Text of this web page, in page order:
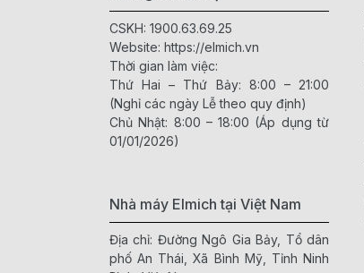
CSKH: 1900.63.69.25
Website: https://elmich.vn
Thời gian làm việc:
Thứ Hai – Thứ Bảy: 8:00 – 21:00
(Nghỉ các ngày Lễ theo quy định)
Chủ Nhật: 8:00 – 18:00 (Áp dụng từ
01/01/2026)
Nhà máy Elmich tại Việt Nam
Địa chỉ: Đường Ngô Gia Bảy, Tổ dân
phố An Thái, Xã Bình Mỹ, Tỉnh Ninh